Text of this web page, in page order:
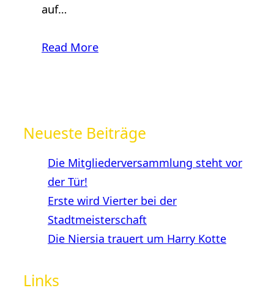
auf…
Read More
Neueste Beiträge
Die Mitgliederversammlung steht vor
der Tür!
Erste wird Vierter bei der
Stadtmeisterschaft
Die Niersia trauert um Harry Kotte
Links